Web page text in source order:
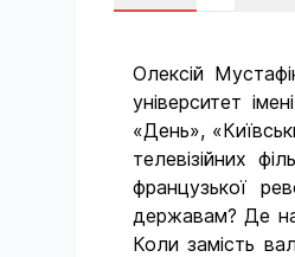
Олексій
університет
«День»,
телевізійних
французької
державам? Де
Коли замість